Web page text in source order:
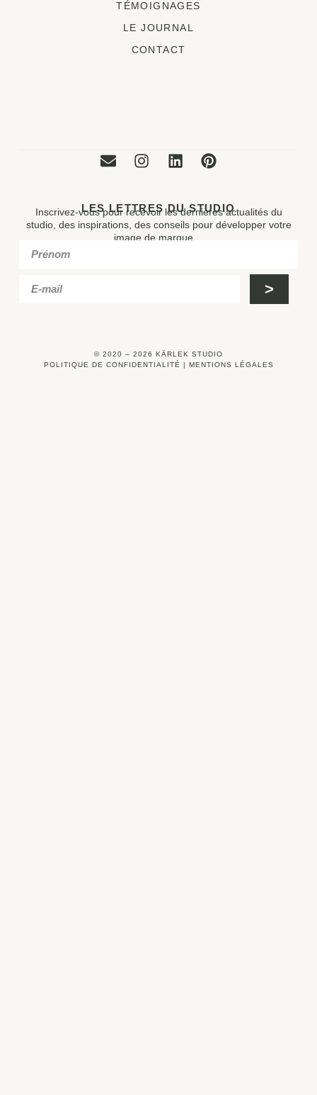
TÉMOIGNAGES
LE JOURNAL
CONTACT
LES LETTRES DU STUDIO
Inscrivez-vous pour recevoir les dernières actualités du
studio, des inspirations, des conseils pour développer votre
image de marque…
>
© 2020 – 2026 KÄRLEK STUDIO
POLITIQUE DE CONFIDENTIALITÉ
| MENTIONS LÉGALES